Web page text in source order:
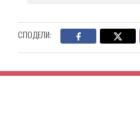
СПОДЕЛИ: